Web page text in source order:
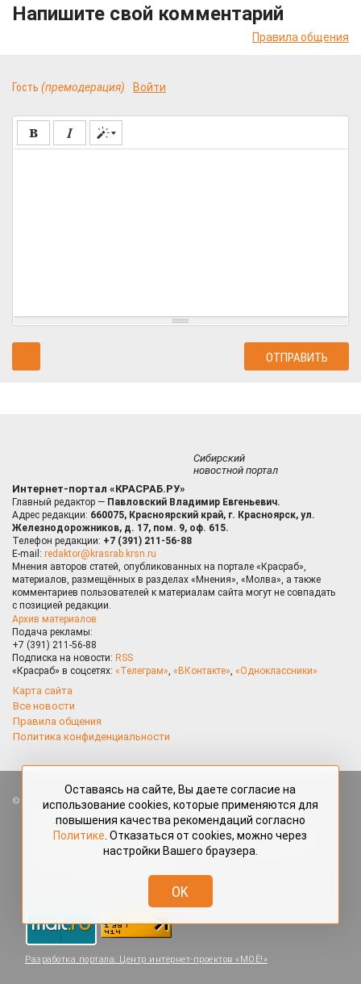
Напишите свой комментарий
Правила общения
Гость (премодерация) Войти
Сибирский
новостной портал
Интернет-портал «КРАСРАБ.РУ»
Главный редактор — Павловский Владимир Евгеньевич.
Адрес редакции: 660075, Красноярский край, г. Красноярск, ул.
Железнодорожников, д. 17, пом. 9, оф. 615.
Телефон редакции: +7 (391) 211-56-88
E-mail: redaktor@krasrab.krsn.ru
Мнения авторов статей, опубликованных на портале «Красраб»,
материалов, размещённых в разделах «Мнения», «Молва», а также
комментариев пользователей к материалам сайта могут не совпадать
с позицией редакции.
Архив материалов
Подача рекламы:
+7 (391) 211-56-88
Подписка на новости: RSS
«Красраб» в соцсетях: «Телеграм», «ВКонтакте», «Одноклассники»
Карта сайта
Все новости
Правила общения
Политика конфиденциальности
Все права защищены. Любые материалы, размещённые на портале
«Красраб.ру» сотрудниками редакции, нештатными авторами
и читателями, являются объектами авторского права. Полное или
частичное использование материалов, размещённых на портале
«Красраб.ру», допускается только с письменного согласия редакции
redaktor@krasrab.krsn.ru.
Разработка портала: Центр интернет-проектов «МОЁ!»
Оставаясь на сайте, Вы даете согласие на
использование cookies, которые применяются для
повышения качества рекомендаций согласно
Политике . Отказаться от cookies, можно через
настройки Вашего браузера.
OK